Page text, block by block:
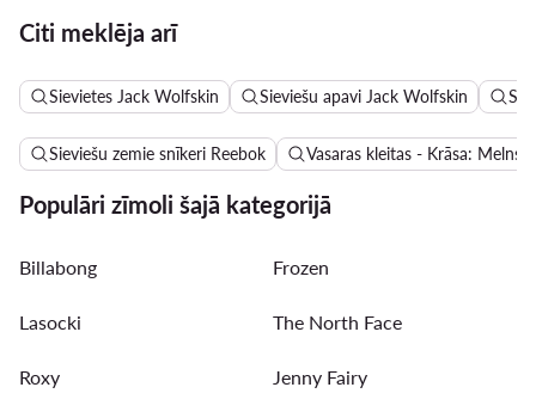
Citi meklēja arī
Sievietes Jack Wolfskin Sieviešu apavi Jack Wolfskin
Sieviešu zemie snīkeri Reebok Vasaras kleitas - Krāsa: Melns
Populāri zīmoli šajā kategorijā
Billabong Frozen
Lasocki The North Face
Roxy Jenny Fairy